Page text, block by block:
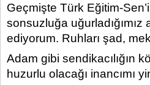
Geçmişte Türk Eğitim-
sonsuzluğa
ediyorum. Ruhları şad,
Adam gibi sendikacılığın
huzurlu olacağı inancımı